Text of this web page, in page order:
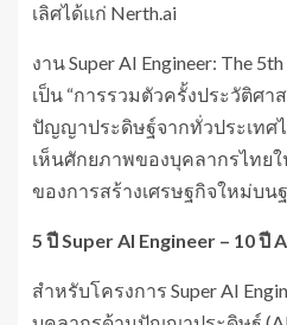
เลิศได้แก่ Nerth.ai
งาน Super AI Engineer: The
เป็น “การรวมตัวครั้งประวัติศ
ปัญญาประดิษฐ์จากทั่วประเทศไ
เห็นศักยภาพของบุคลากรไทยใ
ของการสร้างเศรษฐกิจใหม่บ
5 ปี Super AI Engineer – 10 ปี
สำหรับโครงการ Super AI